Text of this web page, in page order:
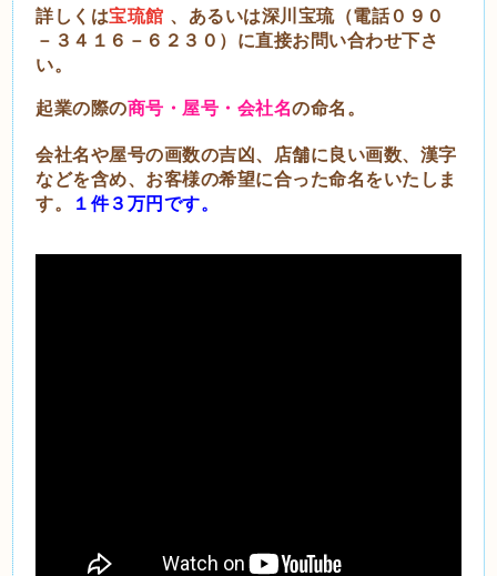
詳しくは宝琉館 、あるいは深川宝琉（電話０９０
－３４１６－６２３０）に直接お問い合わせ下さ
い。
起業の際の商号・屋号・会社名の命名。
会社名や屋号の画数の吉凶、店舗に良い画数、漢字
などを含め、お客様の希望に合った命名をいたしま
す。
１件３万円です。